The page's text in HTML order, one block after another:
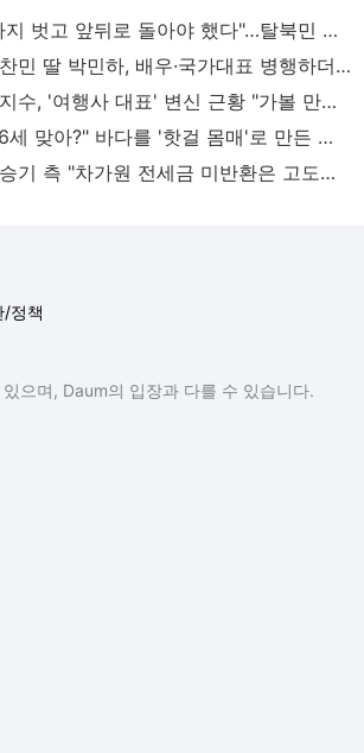
"바지 벗고 앞뒤로 돌아야 했다"…탈북민 김서아, 기쁨조 검사 수치심 회상
박찬민 딸 박민하, 배우·국가대표 병행하더니…여유로운 근황 공개
김지수, '여행사 대표' 변신 근황 "가볼 만하니…"
"46세 맞아?" 바다를 '핫걸 몸매'로 만든 러닝…유산소 운동 효과 '톡톡'
이승기 측 "차가원 전세금 미반환은 고도의 사기 수법…엄벌 원해"
/정책
으며, Daum의 입장과 다를 수 있습니다.